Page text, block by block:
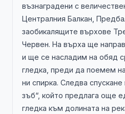
възнаградени с
Централния Балкан,
заобикалящите върхове
Червен. На върха ще
и ще се насладим на обяд
гледка, преди да поемем
ни спирка. Следва
зъб“, който предлага още
гледка към долината на